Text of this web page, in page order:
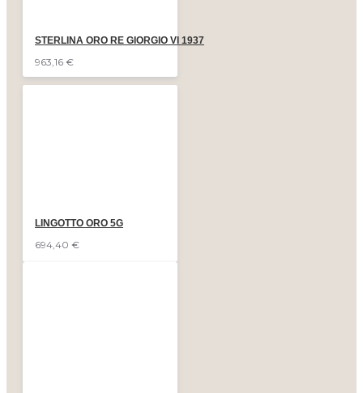
STERLINA ORO RE GIORGIO VI 1937
963,16 €
LINGOTTO ORO 5G
694,40 €